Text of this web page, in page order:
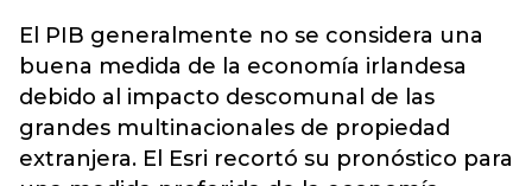
El PIB generalmente no se considera una
buena medida de la economía irlandesa
debido al impacto descomunal de las
grandes multinacionales de propiedad
extranjera. El Esri recortó su pronóstico para